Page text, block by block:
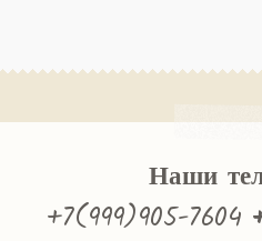
Наши
+7(999)905-7604